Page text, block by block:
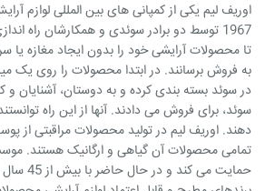
اوریف لیم یکی از کمپانی های بین المللی لوازم
1967 توسط دو برادر سوئدی و همکارشان راه
تا محصولات آرایشی خود را بدون ایجاد مغازه یا
به فروش برسانند. در ابتدا محصولات را روی یک
در سوئد بسته بندی کرده و به دوستان، آشنایان و
سوئد، برای فروش می دادند. آنها از این راه
دهند. اوریف لیم در تولید محصولات مراقبتی از
تمامی محصولات آن گیاهی و ارگانیک هستند.
حمایت می